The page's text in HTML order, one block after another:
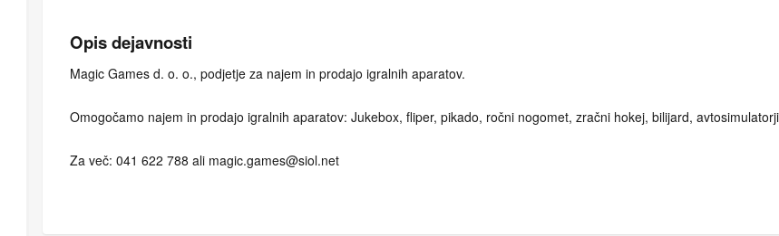
Opis dejavnosti
Magic Games d. o. o., podjetje za najem in prodajo igralnih aparatov.
Omogočamo najem in prodajo igralnih aparatov: Jukebox, fliper, pikado, ročni nogomet, zračni hokej, bilijard,
Za več: 041 622 788 ali magic.games@siol.net